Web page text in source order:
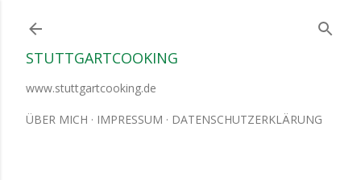
STUTTGARTCOOKING
www.stuttgartcooking.de
ÜBER MICH IMPRESSUM DATENSCHUTZERKLÄRUNG